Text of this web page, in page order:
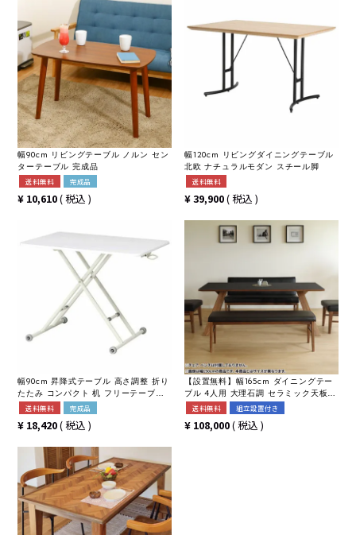
幅90cm リビングテーブル ノルン セン
ターテーブル 完成品
送料無料 完成品
¥ 10,610 税込
幅120cm リビングダイニングテーブル
北欧 ナチュラルモダン スチール脚
送料無料
¥39,900 税込
幅90cm 昇降式テーブル 高さ調整 折り
たたみ コンパクト 机 フリーテーブル
完成品
送料無料 完成品
¥ 18,420 税込
【設置無料】幅165cm ダイニングテー
ブル 4人用 大理石調 セラミック天板
テーブル おしゃれ 食卓テーブル 木製
脚 ウッディモダン ブラック ホワイト
ブラウン
送料無料 組立設置付き
¥ 108,000 税込